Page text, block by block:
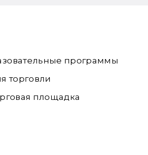
программы
торговли
площадка